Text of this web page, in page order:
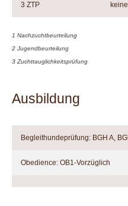
3 ZTP
1 Nachzuchtbeurteilung
2 Jugendbeurteilung
3 Zuchttauglichkeitsprüfung
Ausbildung
Begleithundeprüfung: BGH A,
Obedience: OB1-Vorzüglich